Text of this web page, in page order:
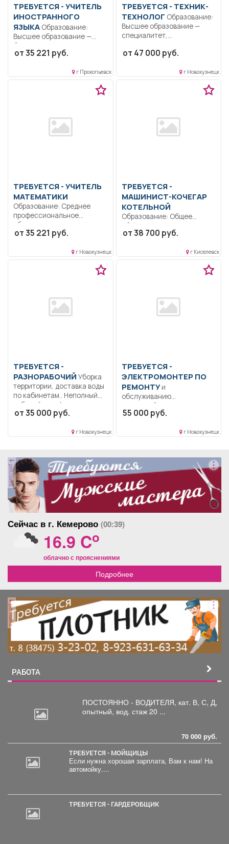
ТРЕБУЕТСЯ - УЧИТЕЛЬ
ИНОСТРАННОГО
ЯЗЫКА
Высшее образование —
бакалавриат..
Придерживаться языковой
от 35 221 руб.
г Прокопьевск
ТРЕБУЕТСЯ - ТЕХНИК-
ТЕХНОЛОГ
Высшее образование —
специалитет,
Осуществлять контроль
от 47 000 руб.
г Новокузнецк
ТРЕБУЕТСЯ - УЧИТЕЛЬ
МАТЕМАТИКИ
Образование: Среднее
профессиональное
образование..
Осуществлять обучение
от 35 221 руб.
г Новокузнецк
ТРЕБУЕТСЯ -
МАШИНИСТ-КОЧЕГАР
КОТЕЛЬНОЙ
Образование: Общее
образование.. Управление
котловым оборудованием и
от 38 700 руб.
г Киселевск
ТРЕБУЕТСЯ -
РАЗНОРАБОЧИЙ
территории, доставка воды
по кабинетам.. Неполный
рабочий день/неполная...
от 35 000 руб.
г Новокузнецк
ТРЕБУЕТСЯ -
ЭЛЕКТРОМОНТЕР ПО
РЕМОНТУи
обслуживанию
электрооборудования
Образование: Среднее
образование.. Содержание
55 000 руб.
г Новокузнецк
реклама
Сейчас в г. Кемерово (00:39)
16.9 Co
облачно с прояснениями
Подробнее
реклама
РАБОТА
ПОСТОЯННО - ВОДИТЕЛЯ, кат. В, С, Д,
опытный, вод. стаж 20 ...
70 000 руб.
ТРЕБУЕТСЯ - МОЙЩИЦЫ
Если нужна хорошая зарплата, Вам к нам! На
автомойку....
ТРЕБУЕТСЯ - ГАРДЕРОБЩИК